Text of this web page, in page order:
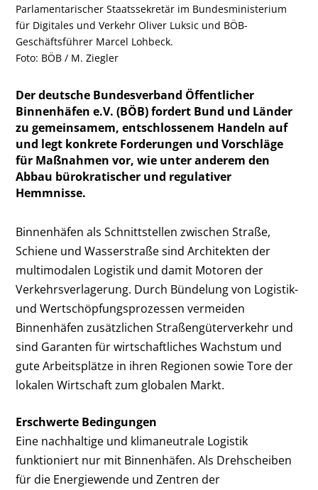
Parlamentarischer Staatssekretär im Bundesministerium
für Digitales und Verkehr Oliver Luksic und BÖB-
Geschäftsführer Marcel Lohbeck.
Foto: BÖB / M. Ziegler
Der deutsche Bundesverband Öffentlicher
Binnenhäfen e.V. (BÖB) fordert Bund und Länder
zu gemeinsamem, entschlossenem Handeln auf
und legt konkrete Forderungen und Vorschläge
für Maßnahmen vor, wie unter anderem den
Abbau bürokratischer und regulativer
Hemmnisse.
Binnenhäfen als Schnittstellen zwischen Straße,
Schiene und Wasserstraße sind Architekten der
multimodalen Logistik und damit Motoren der
Verkehrsverlagerung. Durch Bündelung von Logistik-
und Wertschöpfungsprozessen vermeiden
Binnenhäfen zusätzlichen Straßengüterverkehr und
sind Garanten für wirtschaftliches Wachstum und
gute Arbeitsplätze in ihren Regionen sowie Tore der
lokalen Wirtschaft zum globalen Markt.
Erschwerte Bedingungen
Eine nachhaltige und klimaneutrale Logistik
funktioniert nur mit Binnenhäfen. Als Drehscheiben
für die Energiewende und Zentren der